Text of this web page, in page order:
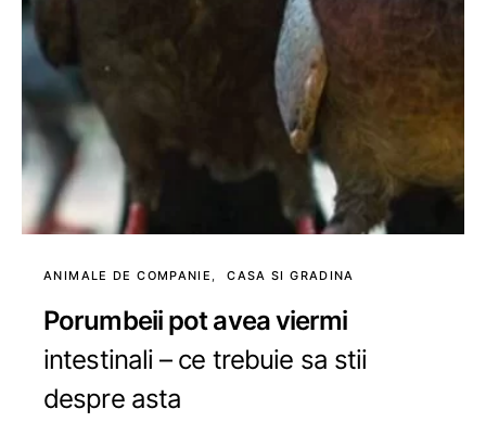
ANIMALE DE COMPANIE CASA SI GRADINA
Porumbeii pot avea viermi
intestinali – ce trebuie sa stii
despre asta